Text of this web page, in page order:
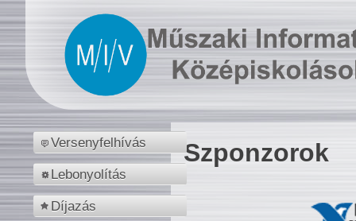
Versenyfelhívás
Lebonyolítás
Díjazás
Szponzorok